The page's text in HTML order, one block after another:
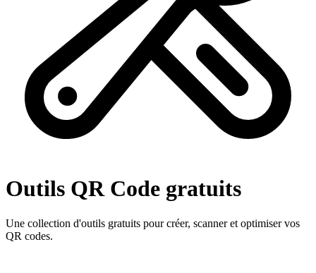
Outils QR Code gratuits
Une collection d'outils gratuits pour créer, scanner et optimiser vos
QR codes.